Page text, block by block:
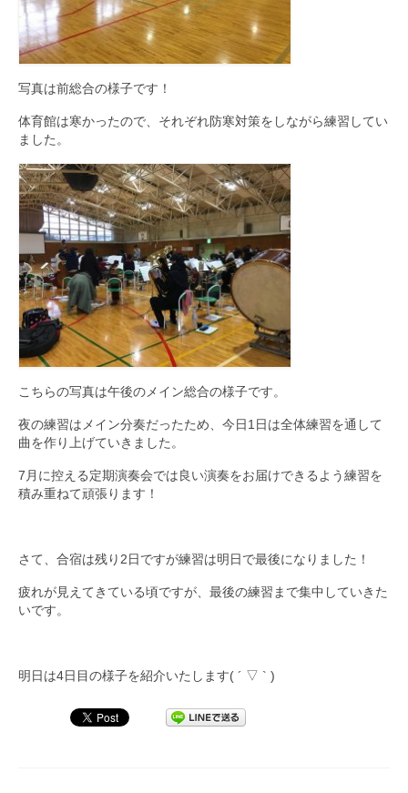
写真は前総合の様子です！
体育館は寒かったので、それぞれ防寒対策をしながら練習してい
ました。
こちらの写真は午後のメイン総合の様子です。
夜の練習はメイン分奏だったため、今日1日は全体練習を通して
曲を作り上げていきました。
7月に控える定期演奏会では良い演奏をお届けできるよう練習を
積み重ねて頑張ります！
さて、合宿は残り2日ですが練習は明日で最後になりました！
疲れが見えてきている頃ですが、最後の練習まで集中していきた
いです。
明日は4日目の様子を紹介いたします( ´ ▽ ` )